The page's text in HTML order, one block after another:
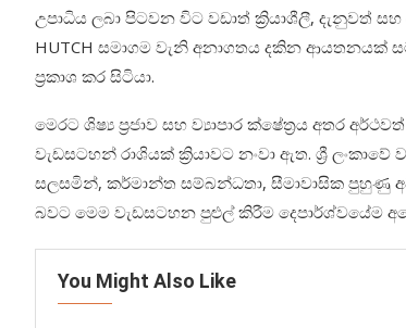
උපාධිය ලබා පිටවන විට වඩාත් ක්‍රියාශීලී, දැනුවත්
HUTCH සමාගම වැනි අනාගතය දකින ආයතනයක්
ප්‍රකාශ කර සිටියා.
මෙරට ශිෂ්‍ය ප්‍රජාව සහ ව්‍යාපාර ක්ෂේත්‍රය අතර
වැඩසටහන් රාශියක් ක්‍රියාවට නංවා ඇත. ශ්‍රී
සලසමින්, කර්මාන්ත සම්බන්ධතා, සීමාවාසික පුහුණු
බවට මෙම වැඩසටහන පුළුල් කිරීම දෙපාර්ශ්වයේම
You Might Also Like